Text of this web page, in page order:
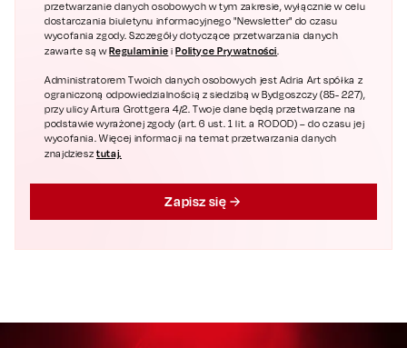
przetwarzanie danych osobowych w tym zakresie, wyłącznie w celu
dostarczania biuletynu informacyjnego "Newsletter" do czasu
wycofania zgody. Szczegóły dotyczące przetwarzania danych
zawarte są wRegulaminie i Polityce Prywatności.
Administratorem Twoich danych osobowych jest Adria Art spółka z
ograniczoną odpowiedzialnością z siedzibą w Bydgoszczy (85- 227),
przy ulicy Artura Grottgera 4/2. Twoje dane będą przetwarzane na
podstawie wyrażonej zgody (art. 6 ust. 1 lit. a RODOD) – do czasu jej
wycofania. Więcej informacji na temat przetwarzania danych
znajdziesztutaj.
Zapisz się